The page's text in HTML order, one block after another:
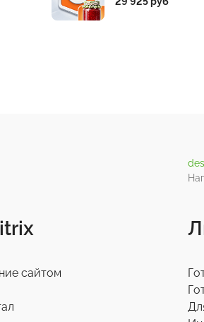
сайтом